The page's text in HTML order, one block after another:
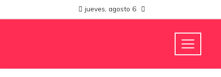
jueves, agosto 6